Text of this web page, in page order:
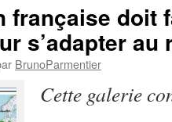
française doit
s’adapter au
BrunoParmentier
Cette galerie